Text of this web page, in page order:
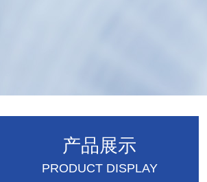
产品展示
PRODUCT DISPLAY